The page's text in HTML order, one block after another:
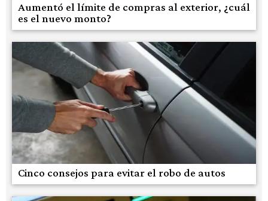
Aumentó el límite de compras al exterior, ¿cuál
es el nuevo monto?
Cinco consejos para evitar el robo de autos